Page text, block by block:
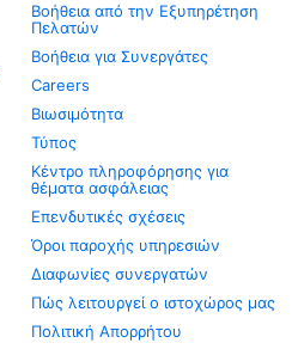
Βοήθεια από την Εξυπηρέτηση
Πελατών
Βοήθεια για Συνεργάτες
Careers
Βιωσιμότητα
Τύπος
Κέντρο πληροφόρησης για
θέματα ασφάλειας
Επενδυτικές σχέσεις
Όροι παροχής υπηρεσιών
Διαφωνίες συνεργατών
Πώς λειτουργεί ο ιστοχώρος μας
Πολιτική Απορρήτου